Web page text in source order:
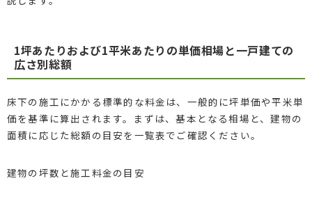
1坪あたりおよび1平米あたりの単価相場と一戸建ての
広さ別総額
床下の施工にかかる標準的な料金は、一般的に坪単価や平米単
価を基準に算出されます。まずは、基本となる相場と、建物の
面積に応じた総額の目安を一覧表でご確認ください。
建物の坪数と施工料金の目安